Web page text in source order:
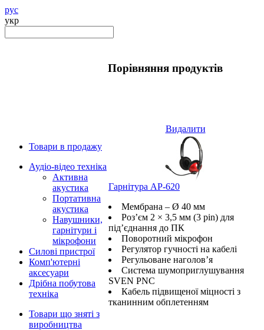
рус
укр
Товари в продажу
Аудіо-відео техніка
Активна
акустика
Портативна
акустика
Навушники,
гарнітури і
мікрофони
Силові пристрої
Комп'ютерні
аксесуари
Дрібна побутова
техніка
Товари що зняті з
виробництва
Порівняння продуктів
Видалити
Гарнітура AP-620
Мембрана – Ø 40 мм
Роз’єм 2 × 3,5 мм (3 pin) для
під’єднання до ПК
Поворотний мікрофон
Регулятор гучності на кабелі
Регульоване наголов’я
Система шумоприглушування
SVEN PNC
Кабель підвищеної міцності з
тканинним обплетенням